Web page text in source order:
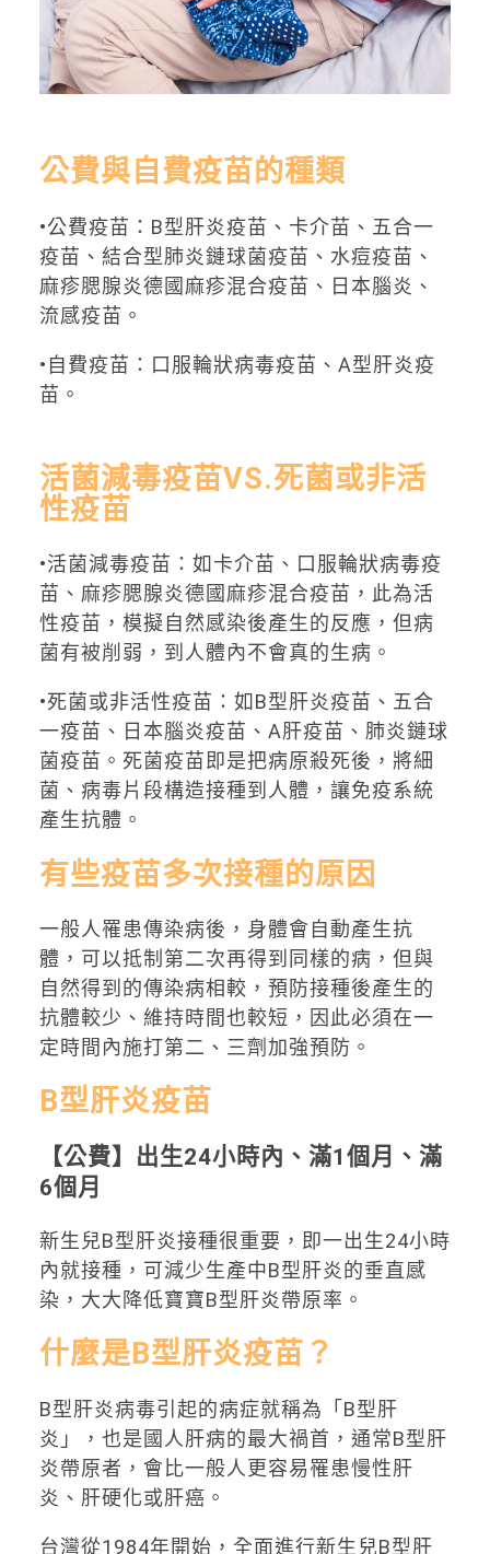
公費與自費疫苗的種類
•公費疫苗：B型肝炎疫苗、卡介苗、五合一
疫苗、結合型肺炎鏈球菌疫苗、水痘疫苗、
麻疹腮腺炎德國麻疹混合疫苗、日本腦炎、
流感疫苗。
•自費疫苗：口服輪狀病毒疫苗、A型肝炎疫
苗。
活菌減毒疫苗VS.死菌或非活
性疫苗
•活菌減毒疫苗：如卡介苗、口服輪狀病毒疫
苗、麻疹腮腺炎德國麻疹混合疫苗，此為活
性疫苗，模擬自然感染後產生的反應，但病
菌有被削弱，到人體內不會真的生病。
•死菌或非活性疫苗：如B型肝炎疫苗、五合
一疫苗、日本腦炎疫苗、A肝疫苗、肺炎鏈球
菌疫苗。死菌疫苗即是把病原殺死後，將細
菌、病毒片段構造接種到人體，讓免疫系統
產生抗體。
有些疫苗多次接種的原因
一般人罹患傳染病後，身體會自動產生抗
體，可以抵制第二次再得到同樣的病，但與
自然得到的傳染病相較，預防接種後產生的
抗體較少、維持時間也較短，因此必須在一
定時間內施打第二、三劑加強預防。
B型肝炎疫苗
【公費】出生24小時內、滿1個月、滿
6個月
新生兒B型肝炎接種很重要，即一出生24小時
內就接種，可減少生產中B型肝炎的垂直感
染，大大降低寶寶B型肝炎帶原率。
什麼是B型肝炎疫苗？
B型肝炎病毒引起的病症就稱為「B型肝
炎」，也是國人肝病的最大禍首，通常B型肝
炎帶原者，會比一般人更容易罹患慢性肝
炎、肝硬化或肝癌。
台灣從1984年開始，全面進行新生兒B型肝